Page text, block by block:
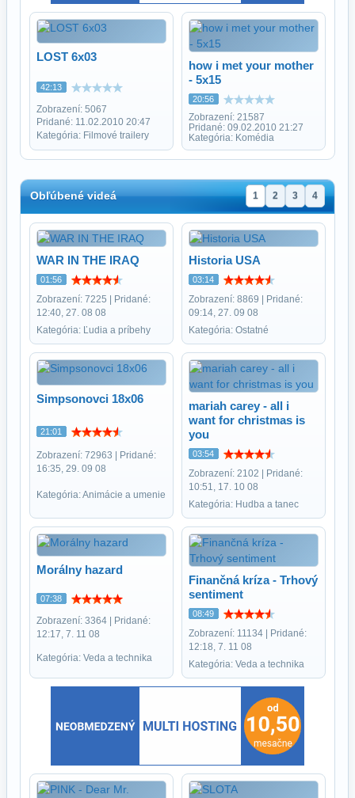
LOST 6x03
42:13
Zobrazení: 5067
Pridané: 11.02.2010 20:47
Kategória: Filmové trailery
how i met your mother
- 5x15
20:56
Zobrazení: 21587
Pridané: 09.02.2010 21:27
Kategória: Komédia
Obľúbené videá 1 2 3 4
WAR IN THE IRAQ
01:56
Zobrazení: 7225 | Pridané:
12:40, 27. 08 08
Kategória: Ľudia a príbehy
Historia USA
03:14
Zobrazení: 8869 | Pridané:
09:14, 27. 09 08
Kategória: Ostatné
Simpsonovci 18x06
21:01
Zobrazení: 72963 | Pridané:
16:35, 29. 09 08
Kategória: Animácie a umenie
mariah carey - all i
want for christmas is
you
03:54
Zobrazení: 2102 | Pridané:
10:51, 17. 10 08
Kategória: Hudba a tanec
Morálny hazard
07:38
Zobrazení: 3364 | Pridané:
12:17, 7. 11 08
Kategória: Veda a technika
Finančná kríza - Trhový
sentiment
08:49
Zobrazení: 11134 | Pridané:
12:18, 7. 11 08
Kategória: Veda a technika